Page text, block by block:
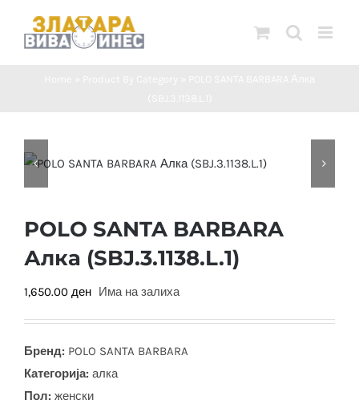
POLO SANTA BARBARA
Алка (SBJ.3.1138.L.1)
1,650.00 ден Има на залиха
Бренд: POLO SANTA BARBARA
Категорија: алка
Пол: женски